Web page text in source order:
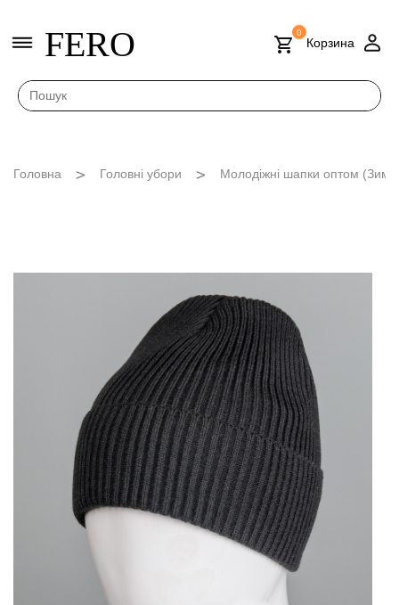
FERO 0
Корзина
Головна Головні убори Молодіжні шапки оптом